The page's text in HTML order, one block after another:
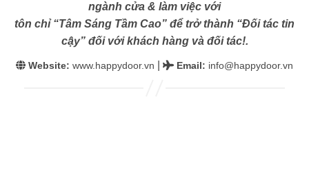
ngành cửa & làm việc với
tôn chỉ “Tâm Sáng Tầm Cao” để trở thành “Đối tác tin
cậy” đối với khách hàng và đối tác!.
Website: www.happydoor.vn Email: info@happydoor.vn